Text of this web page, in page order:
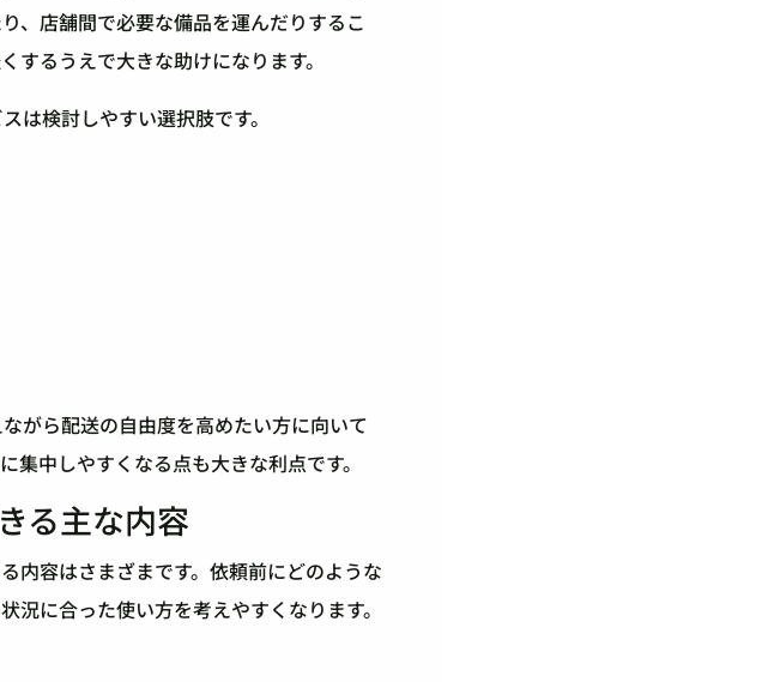
、店舗間で必要な備品を運んだりするこ
するうえで大きな助けになります。
は検討しやすい選択肢です。
がら配送の自由度を高めたい方に向いて
集中しやすくなる点も大きな利点です。
る主な内容
内容はさまざまです。依頼前にどのような
況に合った使い方を考えやすくなります。